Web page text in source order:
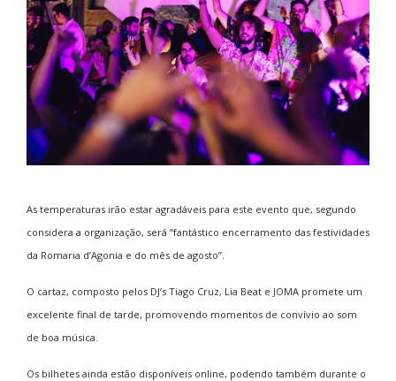
As temperaturas irão estar agradáveis para este evento que, segundo
considera a organização, será “fantástico encerramento das festividades
da Romaria d’Agonia e do mês de agosto”.
O cartaz, composto pelos DJ’s Tiago Cruz, Lia Beat e JOMA promete um
excelente final de tarde, promovendo momentos de convívio ao som
de boa música.
Os bilhetes ainda estão disponíveis online, podendo também durante o